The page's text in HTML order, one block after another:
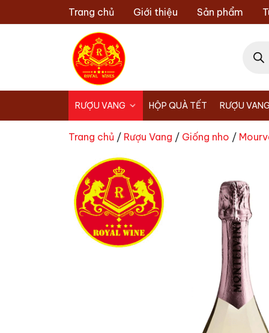
đến
Trang chủ Giới thiệu Sản phẩm
kiếm
sản
RƯỢU VANG HỘP QUÀ TẾT RƯỢU
Trang chủ / Rượu Vang / Giống nho /